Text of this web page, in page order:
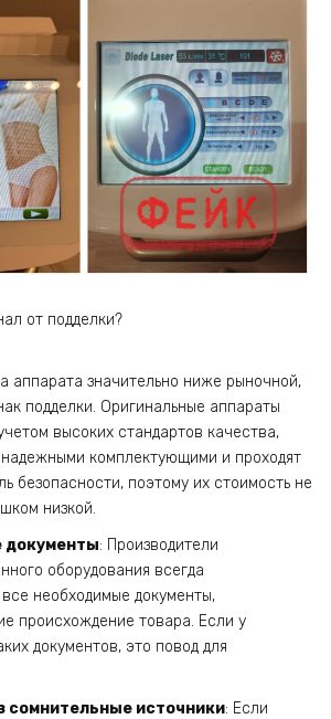
от подделки?
аппарата значительно ниже рыночной,
подделки. Оригинальные аппараты
высоких стандартов качества,
комплектующими и проходят
безопасности, поэтому их стоимость не
низкой.
: Производители
оборудования всегда
необходимые документы,
происхождение товара. Если у
документов, это повод для
сомнительные источники: Если